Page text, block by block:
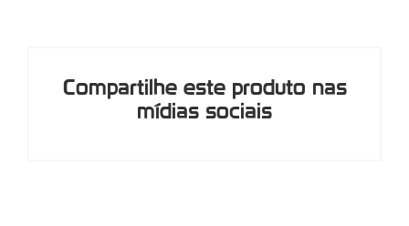
Compartilhe este produto nas
mídias sociais